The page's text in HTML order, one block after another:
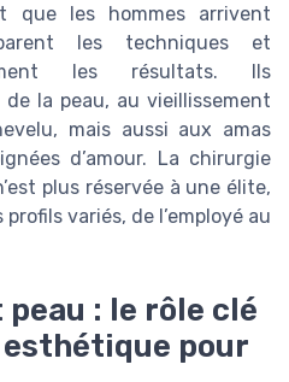
que les hommes arrivent
les techniques et
les résultats. Ils
la peau, au vieillissement
mais aussi aux amas
d’amour. La chirurgie
plus réservée à une élite,
variés, de l’employé au
: le rôle clé
pour